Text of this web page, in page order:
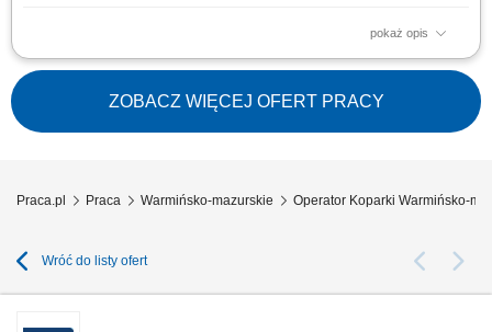
pokaż opis
ZADANIA: Obsługa koparki kołowej, koparko-ładowarki, ładowarki
teleskopowej (mile widziane uprawnienia na więcej niż jedną maszynę)
Praca przy wykonywaniu obiektów mostowych Wykonywanie prac
ziemnych i transportowych na terenie prowadzonych robót Bieżąca
obsługa oraz podstawowa...
ZOBACZ WIĘCEJ OFERT PRACY
Praca.pl Praca Warmińsko-mazurskie Operator Koparki Warmińsko-
Wróć do listy ofert